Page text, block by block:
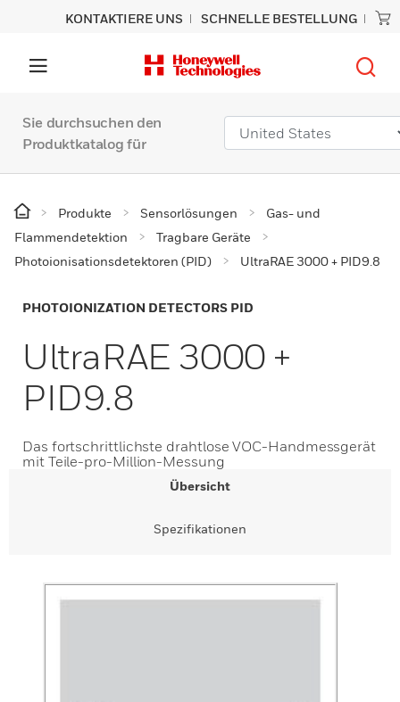
KONTAKTIERE UNS SCHNELLE BESTELLUNG
Sie durchsuchen den
Produktkatalog für
Produkte Sensorlösungen
Gas- und
Flammendetektion
Tragbare Geräte
Photoionisationsdetektoren (PID)
UltraRAE 3000 + PID9.8
PHOTOIONIZATION DETECTORS PID
UltraRAE 3000 +
PID9.8
Das fortschrittlichste drahtlose VOC-Handmessgerät
mit Teile-pro-Million-Messung
Übersicht
Spezifikationen